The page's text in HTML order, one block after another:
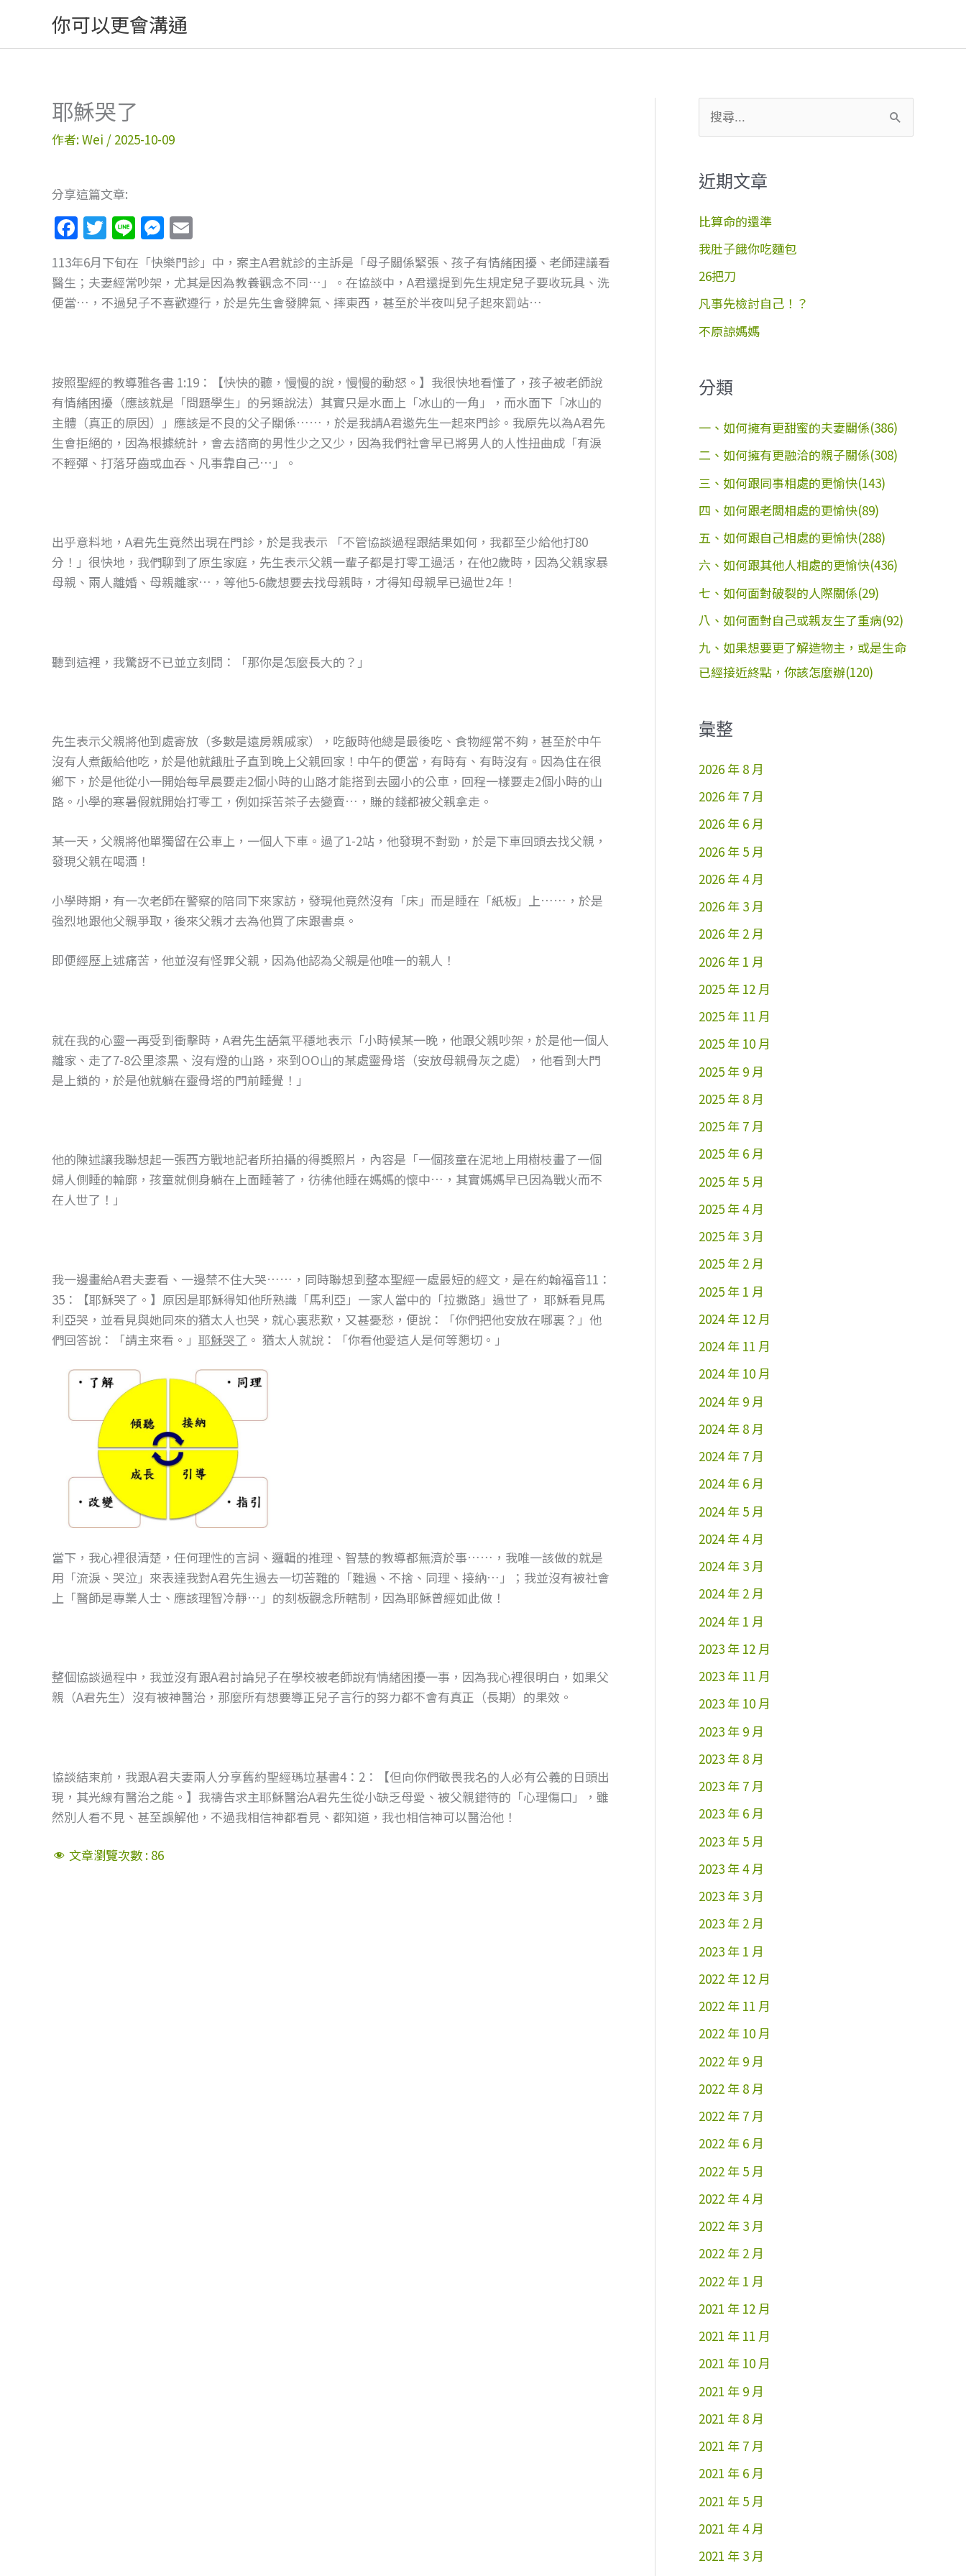
主
你可以更會溝通
耶穌哭了
作者:Wei / 2025-10-09
分享這篇文章:
F
a
c
e
k
T
w
itt
er
Li
n
e
M
e
ss
e
m
ai
l
113年6月下旬在「快樂門診」中，案主A君就診的主訴是「母子關係緊張、孩子有情緒困擾、老師建議看
醫生；夫妻經常吵架，尤其是因為教養觀念不同…」。在協談中，A君還提到先生規定兒子要收玩具、洗
便當…，不過兒子不喜歡遵行，於是先生會發脾氣、摔東西，甚至於半夜叫兒子起來罰站…
按照聖經的教導雅各書 1:19：【快快的聽，慢慢的說，慢慢的動怒。】我很快地看懂了，孩子被老師說
有情緒困擾（應該就是「問題學生」的另類說法）其實只是水面上「冰山的一角」，而水面下「冰山的
主體（真正的原因）」應該是不良的父子關係……，於是我請A君邀先生一起來門診。我原先以為A君先
生會拒絕的，因為根據統計，會去諮商的男性少之又少，因為我們社會早已將男人的人性扭曲成「有淚
不輕彈、打落牙齒或血吞、凡事靠自己…」。
出乎意料地，A君先生竟然出現在門診，於是我表示 「不管協談過程跟結果如何，我都至少給他打80
分！」很快地，我們聊到了原生家庭，先生表示父親一輩子都是打零工過活，在他2歲時，因為父親家暴
母親、兩人離婚、母親離家…，等他5-6歲想要去找母親時，才得知母親早已過世2年！
聽到這裡，我驚訝不已並立刻問：「那你是怎麼長大的？」
先生表示父親將他到處寄放（多數是遠房親戚家），吃飯時他總是最後吃、食物經常不夠，甚至於中午
沒有人煮飯給他吃，於是他就餓肚子直到晚上父親回家！中午的便當，有時有、有時沒有。因為住在很
鄉下，於是他從小一開始每早晨要走2個小時的山路才能搭到去國小的公車，回程一樣要走2個小時的山
路。小學的寒暑假就開始打零工，例如採苦茶子去變賣…，賺的錢都被父親拿走。
某一天，父親將他單獨留在公車上，一個人下車。過了1-2站，他發現不對勁，於是下車回頭去找父親，
發現父親在喝酒！
小學時期，有一次老師在警察的陪同下來家訪，發現他竟然沒有「床」而是睡在「紙板」上……，於是
強烈地跟他父親爭取，後來父親才去為他買了床跟書桌。
即便經歷上述痛苦，他並沒有怪罪父親，因為他認為父親是他唯一的親人！
就在我的心靈一再受到衝擊時，A君先生語氣平穩地表示「小時候某一晚，他跟父親吵架，於是他一個人
離家、走了7-8公里漆黑、沒有燈的山路，來到OO山的某處靈骨塔（安放母親骨灰之處），他看到大門
是上鎖的，於是他就躺在靈骨塔的門前睡覺！」
他的陳述讓我聯想起一張西方戰地記者所拍攝的得獎照片，內容是「一個孩童在泥地上用樹枝畫了一個
婦人側睡的輪廓，孩童就側身躺在上面睡著了，彷彿他睡在媽媽的懷中…，其實媽媽早已因為戰火而不
在人世了！」
我一邊畫給A君夫妻看、一邊禁不住大哭……，同時聯想到整本聖經一處最短的經文，是在約翰福音11：
35：【耶穌哭了。】原因是耶穌得知他所熟識「馬利亞」一家人當中的「拉撒路」過世了， 耶穌看見馬
利亞哭，並看見與她同來的猶太人也哭，就心裏悲歎，又甚憂愁，便說：「你們把他安放在哪裏？」他
們回答說：「請主來看。」 耶穌哭了 。 猶太人就說：「你看他愛這人是何等懇切。」
當下，我心裡很清楚，任何理性的言詞、邏輯的推理、智慧的教導都無濟於事……，我唯一該做的就是
用「流淚、哭泣」來表達我對A君先生過去一切苦難的「難過、不捨、同理、接納…」；我並沒有被社會
上「醫師是專業人士、應該理智冷靜…」的刻板觀念所轄制，因為耶穌曾經如此做！
整個協談過程中，我並沒有跟A君討論兒子在學校被老師說有情緒困擾一事，因為我心裡很明白，如果父
親（A君先生）沒有被神醫治，那麼所有想要導正兒子言行的努力都不會有真正（長期）的果效。
協談結束前，我跟A君夫妻兩人分享舊約聖經瑪垃基書4：2：【但向你們敬畏我名的人必有公義的日頭出
現，其光線有醫治之能。】我禱告求主耶穌醫治A君先生從小缺乏母愛、被父親錯待的「心理傷口」，雖
然別人看不見、甚至誤解他，不過我相信神都看見、都知道，我也相信神可以醫治他！
文章瀏覽次數 : 86
尋
鍵
字
:
近期文章
比算命的還準
我肚子餓你吃麵包
26把刀
凡事先檢討自己！？
不原諒媽媽
分類
一、如何擁有更甜蜜的夫妻關係(386)
二、如何擁有更融洽的親子關係(308)
三、如何跟同事相處的更愉快(143)
四、如何跟老闆相處的更愉快(89)
五、如何跟自己相處的更愉快(288)
六、如何跟其他人相處的更愉快(436)
七、如何面對破裂的人際關係(29)
八、如何面對自己或親友生了重病(92)
九、如果想要更了解造物主，或是生命
已經接近終點，你該怎麼辦(120)
彙整
2026 年 8 月
2026 年 7 月
2026 年 6 月
2026 年 5 月
2026 年 4 月
2026 年 3 月
2026 年 2 月
2026 年 1 月
2025 年 12 月
2025 年 11 月
2025 年 10 月
2025 年 9 月
2025 年 8 月
2025 年 7 月
2025 年 6 月
2025 年 5 月
2025 年 4 月
2025 年 3 月
2025 年 2 月
2025 年 1 月
2024 年 12 月
2024 年 11 月
2024 年 10 月
2024 年 9 月
2024 年 8 月
2024 年 7 月
2024 年 6 月
2024 年 5 月
2024 年 4 月
2024 年 3 月
2024 年 2 月
2024 年 1 月
2023 年 12 月
2023 年 11 月
2023 年 10 月
2023 年 9 月
2023 年 8 月
2023 年 7 月
2023 年 6 月
2023 年 5 月
2023 年 4 月
2023 年 3 月
2023 年 2 月
2023 年 1 月
2022 年 12 月
2022 年 11 月
2022 年 10 月
2022 年 9 月
2022 年 8 月
2022 年 7 月
2022 年 6 月
2022 年 5 月
2022 年 4 月
2022 年 3 月
2022 年 2 月
2022 年 1 月
2021 年 12 月
2021 年 11 月
2021 年 10 月
2021 年 9 月
2021 年 8 月
2021 年 7 月
2021 年 6 月
2021 年 5 月
2021 年 4 月
2021 年 3 月